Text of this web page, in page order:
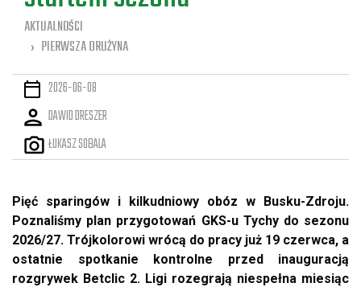
AKTUALNOŚCI
PIERWSZA DRUŻYNA
2026-06-08
DAWID DRESZER
ŁUKASZ SOBALA
Pięć sparingów i kilkudniowy obóz w Busku-Zdroju.
Poznaliśmy plan przygotowań GKS-u Tychy do sezonu
2026/27. Trójkolorowi wrócą do pracy już 19 czerwca, a
ostatnie spotkanie kontrolne przed inauguracją
rozgrywek Betclic 2. Ligi rozegrają niespełna miesiąc